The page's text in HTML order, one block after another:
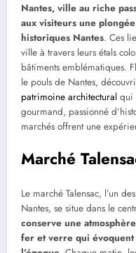
Nantes, ville au riche
aux visiteurs une
historiques Nantes. Ces
ville à travers leurs étals
bâtiments emblématiques.
le pouls de Nantes,
patrimoine architectural qui
gourmand, passionné
marchés offrent une
Marché
Le marché Talensac, l’un
Nantes, se situe dans le
conserve une
fer et verre qui